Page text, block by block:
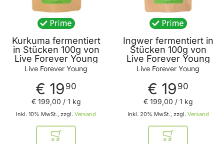
Kurkuma fermentiert
in Stücken 100g von
Live Forever Young
Live Forever Young
€ 19 90
Inkl. 10% MwSt., zzgl. Versand
€ 199,00 / 1 kg
In den Warenkorb
Ingwer fermentiert in
Stücken 100g von
Live Forever Young
Live Forever Young
€ 19 90
Inkl. 20% MwSt., zzgl. Versand
€ 199,00 / 1 kg
In den